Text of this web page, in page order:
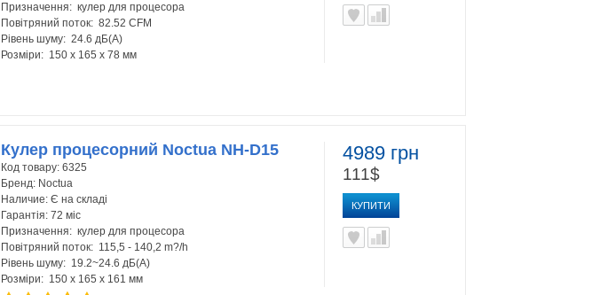
Призначення: кулер для процесора
Повітряний поток: 82.52 CFM
Рівень шуму: 24.6 дБ(А)
Розміри: 150 x 165 x 78 мм
4989 грн
111$
КУПИТИ
Кулер процесорний Noctua NH-D15
Код товару: 6325
Бренд: Noctua
Наличие: Є на складі
Гарантія: 72 міс
Призначення: кулер для процесора
Повітряний поток: 115,5 - 140,2 m?/h
Рівень шуму: 19.2~24.6 дБ(А)
Розміри: 150 x 165 x 161 мм